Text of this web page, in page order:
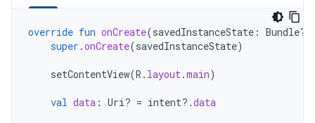
override fun onCreate(savedInstanceState : Bundle?)
super .onCreate(savedInstanceState)
setContentView(R . layout.main)
val data : Uri? = intent?.data